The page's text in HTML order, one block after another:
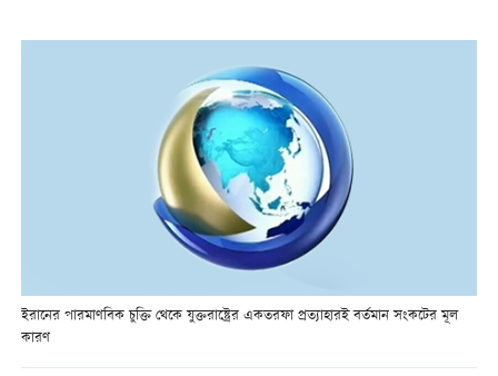
ইরানের পারমাণবিক চুক্তি থেকে যুক্তরাষ্ট্রের একতরফা প্রত্যাহারই বর্তমান সংকটের মূল
কারণ